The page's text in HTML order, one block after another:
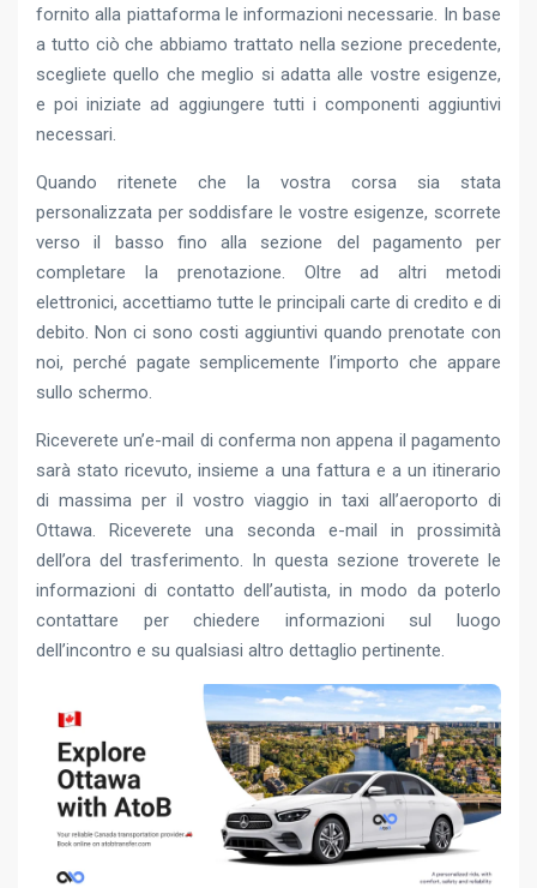
fornito alla piattaforma le informazioni necessarie. In base
a tutto ciò che abbiamo trattato nella sezione precedente,
scegliete quello che meglio si adatta alle vostre esigenze,
e poi iniziate ad aggiungere tutti i componenti aggiuntivi
necessari.
Quando ritenete che la vostra corsa sia stata
personalizzata per soddisfare le vostre esigenze, scorrete
verso il basso fino alla sezione del pagamento per
completare la prenotazione. Oltre ad altri metodi
elettronici, accettiamo tutte le principali carte di credito e di
debito. Non ci sono costi aggiuntivi quando prenotate con
noi, perché pagate semplicemente l’importo che appare
sullo schermo.
Riceverete un’e-mail di conferma non appena il pagamento
sarà stato ricevuto, insieme a una fattura e a un itinerario
di massima per il vostro viaggio in taxi all’aeroporto di
Ottawa. Riceverete una seconda e-mail in prossimità
dell’ora del trasferimento. In questa sezione troverete le
informazioni di contatto dell’autista, in modo da poterlo
contattare per chiedere informazioni sul luogo
dell’incontro e su qualsiasi altro dettaglio pertinente.